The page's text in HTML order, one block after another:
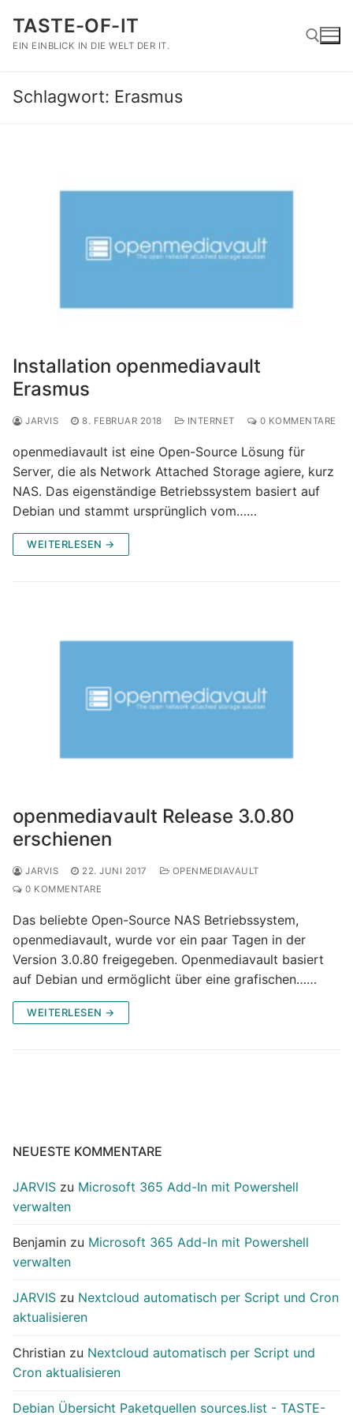
Inhalt
springen
TASTE-OF-IT
EIN EINBLICK IN DIE WELT DER IT.
Suchen nach:
Schlagwort: Erasmus
Installation openmediavault
Erasmus
JARVIS 8. FEBRUAR 2018 INTERNET 0 KOMMENTARE
openmediavault ist eine Open-Source Lösung für
Server, die als Network Attached Storage agiere, kurz
NAS. Das eigenständige Betriebssystem basiert auf
Debian und stammt ursprünglich vom……
WEITERLESEN →
openmediavault Release 3.0.80
erschienen
JARVIS 22. JUNI 2017
OPENMEDIAVAULT
0 KOMMENTARE
Das beliebte Open-Source NAS Betriebssystem,
openmediavault, wurde vor ein paar Tagen in der
Version 3.0.80 freigegeben. Openmediavault basiert
auf Debian und ermöglicht über eine grafischen……
WEITERLESEN →
NEUESTE KOMMENTARE
JARVIS zu Microsoft 365 Add-In mit Powershell
verwalten
Benjamin zu Microsoft 365 Add-In mit Powershell
verwalten
JARVIS zu Nextcloud automatisch per Script und Cron
aktualisieren
Christian zu Nextcloud automatisch per Script und
Cron aktualisieren
Debian Übersicht Paketquellen sources.list - TASTE-